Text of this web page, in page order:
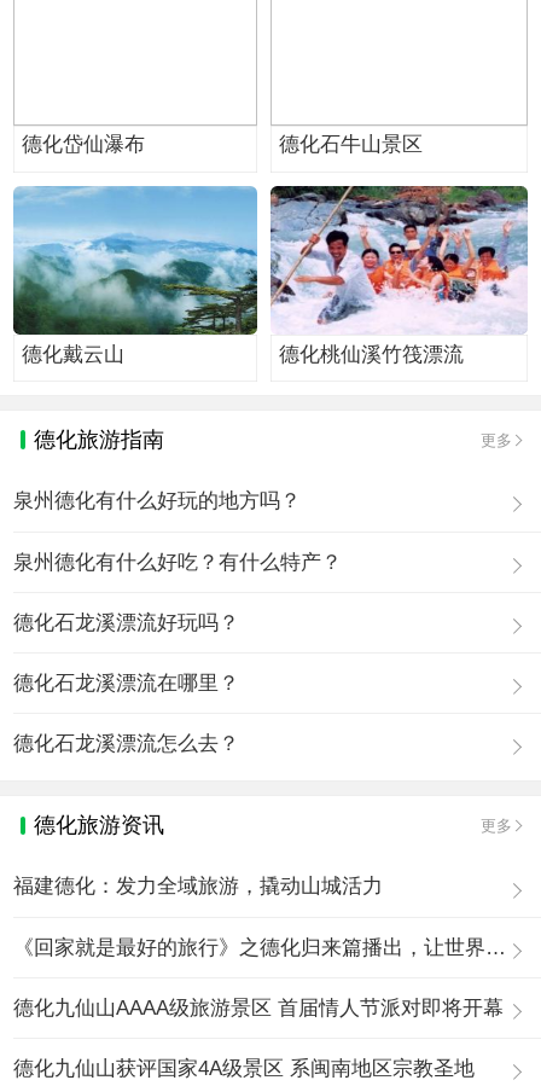
德化岱仙瀑布 德化石牛山景区
德化戴云山 德化桃仙溪竹筏漂流
德化旅游指南 更多
泉州德化有什么好玩的地方吗？
泉州德化有什么好吃？有什么特产？
德化石龙溪漂流好玩吗？
德化石龙溪漂流在哪里？
德化石龙溪漂流怎么去？
德化旅游资讯 更多
福建德化：发力全域旅游，撬动山城活力
《回家就是最好的旅行》之德化归来篇播出，让世界看见德化
德化九仙山AAAA级旅游景区 首届情人节派对即将开幕
德化九仙山获评国家4A级景区 系闽南地区宗教圣地